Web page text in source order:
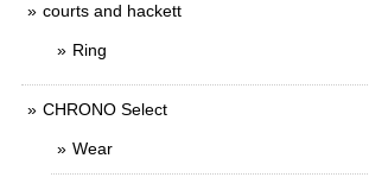
courts and hackett
Ring
CHRONO Select
Wear